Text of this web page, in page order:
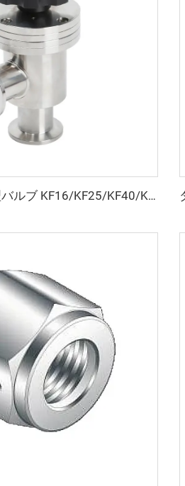
手動真空L字型角型バルブ KF16/KF25/KF40/KF50 密閉式フラッパー SS304/SS316L クランプ式フラッパー 多種高品質 NW16-NW50 角型バルブ継手